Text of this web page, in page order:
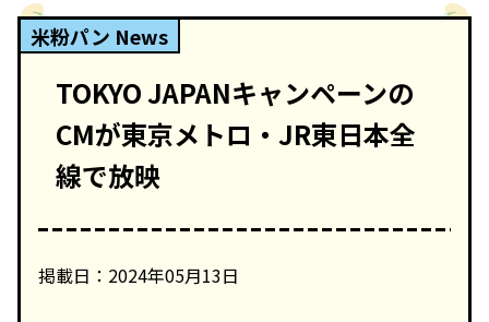
米粉パン News
TOKYO JAPANキャンペーンの
CMが東京メトロ・JR東日本全
線で放映
掲載日：2024年05月13日